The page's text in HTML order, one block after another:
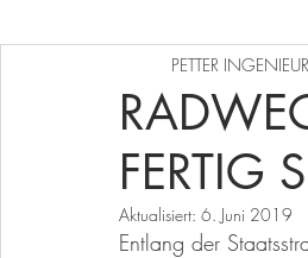
FERTIG
PETTER
Aktualisiert: 6. Juni 2019
Entlang der